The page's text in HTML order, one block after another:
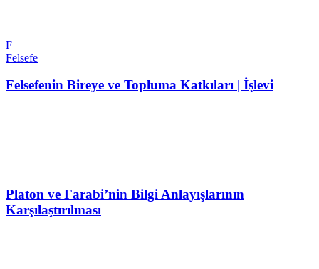
F
Felsefe
Felsefenin Bireye ve Topluma Katkıları | İşlevi
Platon ve Farabi’nin Bilgi Anlayışlarının
Karşılaştırılması